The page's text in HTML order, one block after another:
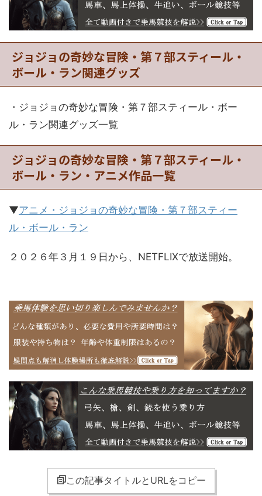
ジョジョの奇妙な冒険・第７部スティール・
ボール・ラン関連グッズ
・ジョジョの奇妙な冒険・第７部スティール・ボー
ル・ラン関連グッズ一覧
ジョジョの奇妙な冒険・第７部スティール・
ボール・ラン・アニメ作品一覧
▼アニメ・ジョジョの奇妙な冒険・第７部スティー
ル・ボール・ラン
２０２６年３月１９日から、NETFLIXで放送開始。
この記事タイトルとURLをコピー